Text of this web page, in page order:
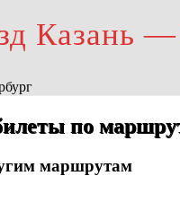
Казань —
по
маршрутам